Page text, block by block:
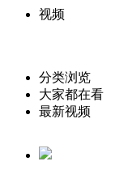
视频
分类浏览
大家都在看
最新视频